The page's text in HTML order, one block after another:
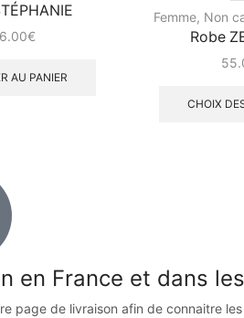
€
AU PANIER
Femme, Non
Robe
CHOIX
en France et dans
page de livraison afin de connaitre